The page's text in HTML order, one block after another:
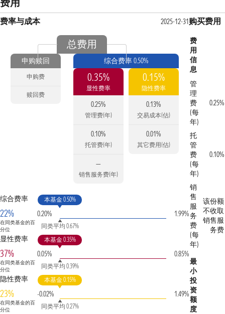
费率与成本 2025-12-31
总费用
申购赎回
申购费
赎回费
综合费率 0.50%
0.35%
显性费率
0.25%
管理费(年)
0.10%
托管费(年)
—
销售服务费(年)
0.15%
隐性费率
0.13%
交易成本(估)
0.01%
其它费用(估)
综合费率
22%
在同类基金的百
分位
0.20%
本基金 0.50%
同类平均 0.67%
1.99%
显性费率
37%
在同类基金的百
分位
0.05%
本基金 0.35%
同类平均 0.39%
0.85%
隐性费率
23%
在同类基金的百
分位
-0.02%
本基金 0.15%
同类平均 0.27%
1.49%
购买费用
费
用
信
息
管
理
费
(每
年)
0.25%
托
管
费
(每
年)
0.10%
销
售
服
务
费
(每
年)
该份额
不收取
销售服
务费
最
小
投
资
额
度